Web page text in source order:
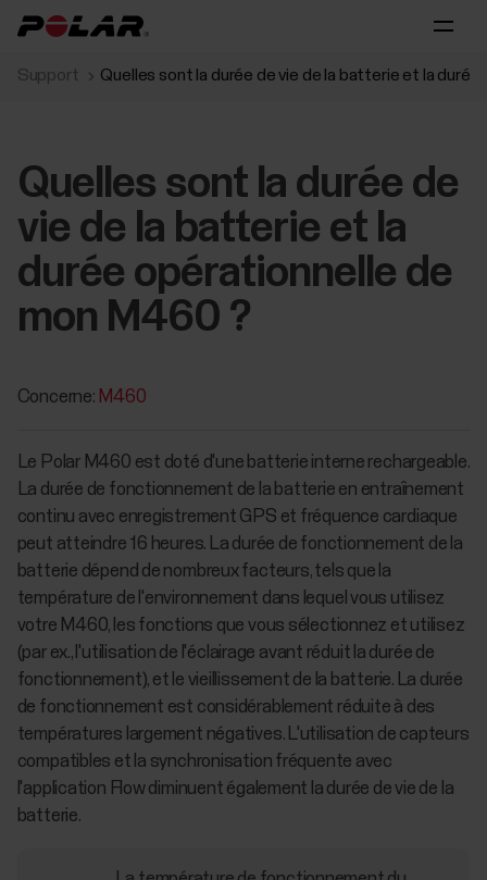
Support Quelles sont la durée de vie de la batterie et la
Quelles sont la durée de
vie de la batterie et la
durée opérationnelle de
mon M460 ?
Concerne: M460
Le Polar M460 est doté d'une batterie interne rechargeable.
La durée de fonctionnement de la batterie en entraînement
continu avec enregistrement GPS et fréquence cardiaque
peut atteindre 16 heures. La durée de fonctionnement de la
batterie dépend de nombreux facteurs, tels que la
température de l'environnement dans lequel vous utilisez
votre M460, les fonctions que vous sélectionnez et utilisez
(par ex., l'utilisation de l'éclairage avant réduit la durée de
fonctionnement), et le vieillissement de la batterie. La durée
de fonctionnement est considérablement réduite à des
températures largement négatives. L'utilisation de capteurs
compatibles et la synchronisation fréquente avec
l'application Flow diminuent également la durée de vie de la
batterie.